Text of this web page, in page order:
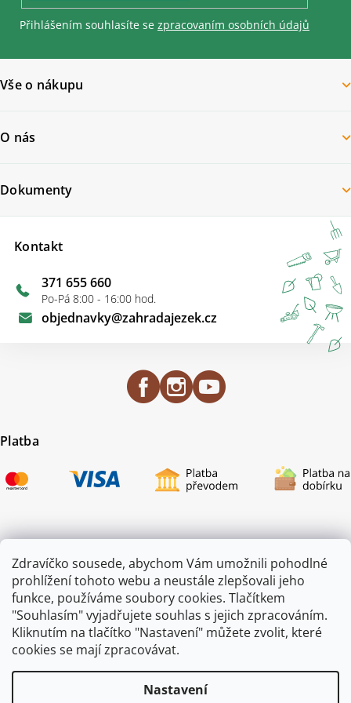
Zdravíčko sousede, abychom Vám umožnili pohodlné
prohlížení tohoto webu a neustále zlepšovali jeho
funkce, používáme soubory cookies. Tlačítkem
"Souhlasím" vyjadřujete souhlas s jejich zpracováním.
Kliknutím na tlačítko "Nastavení" můžete zvolit, které
cookies se mají zpracovávat.
Nastavení
Přihlášením souhlasíte se zpracovaním osobních údajů
Vše o nákupu
O nás
Kontakt
objednavky@zahradajezek.cz
371 655 660
Po-Pá 8:00 - 16:00 hod.
Dokumenty
Platba
Certifikace